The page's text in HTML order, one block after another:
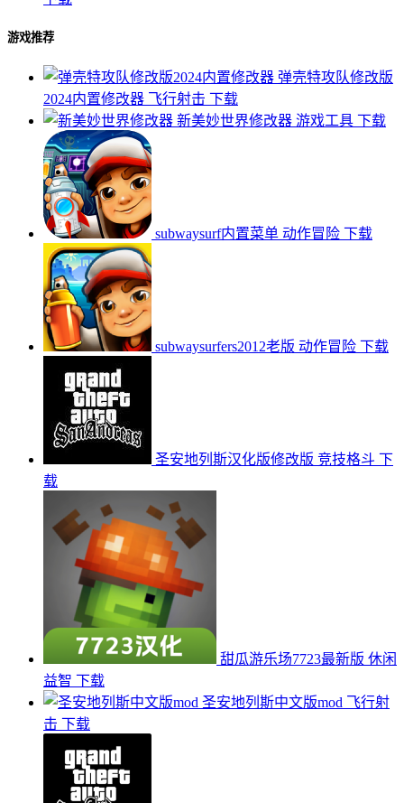
游戏推荐
弹壳特攻队修改版
2024内置修改器 飞行射击 下载
新美妙世界修改器 游戏工具 下载
subwaysurf内置菜单 动作冒险 下载
subwaysurfers2012老版 动作冒险 下载
圣安地列斯汉化版修改版 竞技格斗 下
载
甜瓜游乐场7723最新版 休闲
益智 下载
圣安地列斯中文版mod 飞行射
击 下载